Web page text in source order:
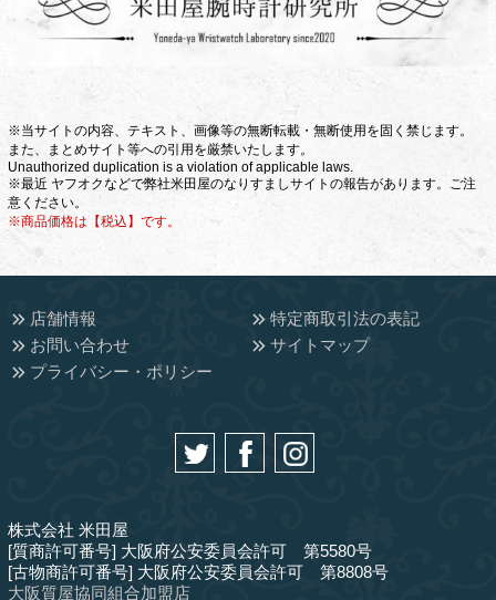
※当サイトの内容、テキスト、画像等の無断転載・無断使用を固く禁じます。
また、まとめサイト等への引用を厳禁いたします。
Unauthorized duplication is a violation of applicable laws.
※最近 ヤフオクなどで弊社米田屋のなりすましサイトの報告があります。ご注
意ください。
※商品価格は【税込】です。
店舗情報
特定商取引法の表記
お問い合わせ
サイトマップ
プライバシー・ポリシー
株式会社 米田屋
[質商許可番号] 大阪府公安委員会許可 第5580号
[古物商許可番号] 大阪府公安委員会許可 第8808号
大阪質屋協同組合加盟店